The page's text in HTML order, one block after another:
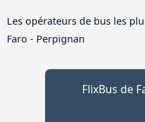
Les opérateurs de bus les
Faro - Perpignan
FlixBus de